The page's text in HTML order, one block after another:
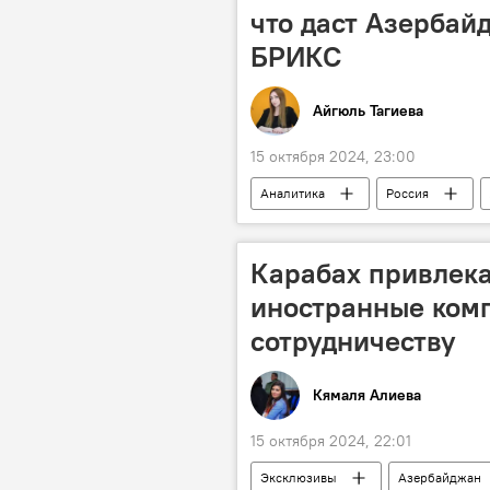
что даст
БРИКС
Айгюль Тагиева
15 октября 2024, 23:00
Аналитика Россия
Южный Кавказ
БРИКС
Запад
Карабах
иностранные
сотрудничеству
Кямаля Алиева
15 октября 2024, 22:01
Эксклюзивы Азербайджан